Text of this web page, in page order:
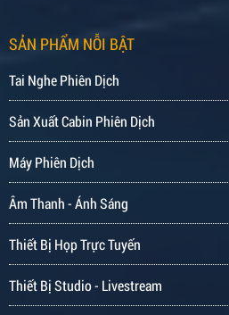
SẢN PHẨM NỖI BẬT
Tai Nghe Phiên Dịch
Sản Xuất Cabin Phiên Dịch
Máy Phiên Dịch
Âm Thanh - Ánh Sáng
Thiết Bị Họp Trực Tuyến
Thiết Bị Studio - Livestream